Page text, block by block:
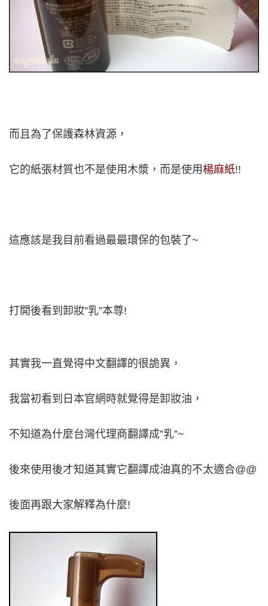
而且為了保護森林資源，
它的紙張材質也不是使用木漿， 而是使用楊麻紙!!
這應該是我目前看過最最環保的包裝了~
打開後看到卸妝”乳”本尊!
其實我一直覺得中文翻譯的很詭異，
我當初看到日本官網時就覺得是卸妝油，
不知道為什麼台灣代理商翻譯成”乳”~
後來使用後才知道其實它翻譯成油真的不太適合@@
後面再跟大家解釋為什麼!